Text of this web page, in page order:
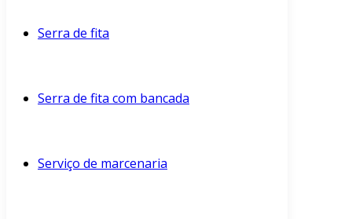
Serra de fita
Serra de fita com bancada
Serviço de marcenaria